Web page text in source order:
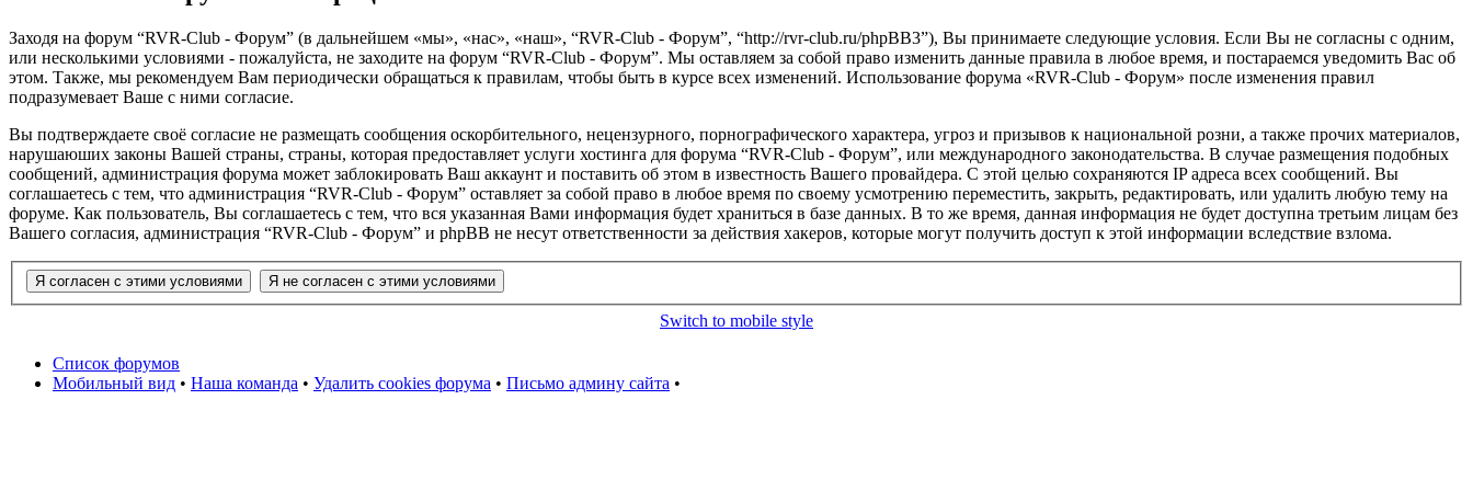
Заходя на форум “RVR-Club - Форум” (в дальнейшем «мы», «нас», «наш», “RVR-Club - Форум”, “http://rvr-club.ru/phpBB3”), Вы принимаете следующие условия. Если Вы не согласны с одним,
или несколькими условиями - пожалуйста, не заходите на форум “RVR-Club - Форум”. Мы оставляем за собой право изменить данные правила в любое время, и постараемся уведомить Вас об
этом. Также, мы рекомендуем Вам периодически обращаться к правилам, чтобы быть в курсе всех изменений. Использование форума «RVR-Club - Форум» после изменения правил
подразумевает Ваше с ними согласие.
Вы подтверждаете своё согласие не размещать сообщения оскорбительного, нецензурного, порнографического характера, угроз и призывов к национальной розни, а также прочих материалов,
нарушаюших законы Вашей страны, страны, которая предоставляет услуги хостинга для форума “RVR-Club - Форум”, или международного законодательства. В случае размещения подобных
сообщений, администрация форума может заблокировать Ваш аккаунт и поставить об этом в известность Вашего провайдера. С этой целью сохраняются IP адреса всех сообщений. Вы
соглашаетесь с тем, что администрация “RVR-Club - Форум” оставляет за собой право в любое время по своему усмотрению переместить, закрыть, редактировать, или удалить любую тему на
форуме. Как пользователь, Вы соглашаетесь с тем, что вся указанная Вами информация будет храниться в базе данных. В то же время, данная информация не будет доступна третьим лицам без
Вашего согласия, администрация “RVR-Club - Форум” и phpBB не несут ответственности за действия хакеров, которые могут получить доступ к этой информации вследствие взлома.
Switch to mobile style
Список форумов
Мобильный вид • Наша команда • Удалить cookies форума • Письмо админу сайта •